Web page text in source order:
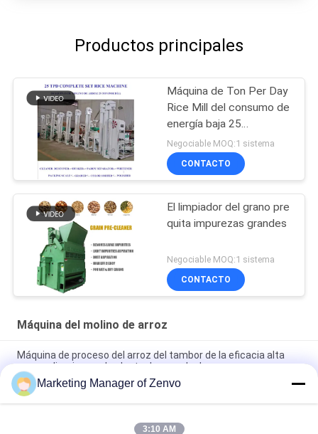
Productos principales
Máquina de Ton Per Day
Rice Mill del consumo de
energía baja 25
completamente
automática
Negociable MOQ:1 sistema
CONTACTO
El limpiador del grano pre
quita impurezas grandes
Negociable MOQ:1 sistema
CONTACTO
Máquina del molino de arroz
Máquina de proceso del arroz del tambor de la eficacia alta
pre que limpia para la planta de secado de grano
20 Ton/H galvanizaron el elevador de cubo para Paddy Drying
Plant
Marketing Manager of Zenvo
3:10 AM